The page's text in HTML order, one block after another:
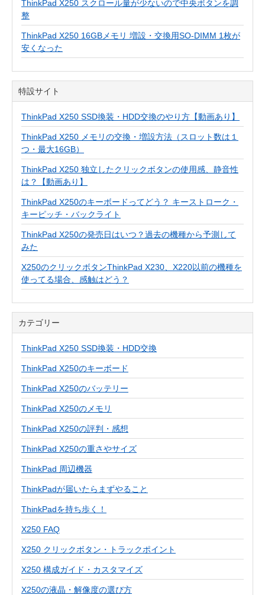
ThinkPad X250 スクロール量が少ないので中央ボタンを調
整
ThinkPad X250 16GBメモリ 増設・交換用SO-DIMM 1枚が
安くなった
特設サイト
ThinkPad X250 SSD換装・HDD交換のやり方【動画あり】
ThinkPad X250 メモリの交換・増設方法（スロット数は１
つ・最大16GB）
ThinkPad X250 独立したクリックボタンの使用感、静音性
は？【動画あり】
ThinkPad X250のキーボードってどう？ キーストローク・
キーピッチ・バックライト
ThinkPad X250の発売日はいつ？過去の機種から予測して
みた
X250のクリックボタンThinkPad X230、X220以前の機種を
使ってる場合、感触はどう？
カテゴリー
ThinkPad X250 SSD換装・HDD交換
ThinkPad X250のキーボード
ThinkPad X250のバッテリー
ThinkPad X250のメモリ
ThinkPad X250の評判・感想
ThinkPad X250の重さやサイズ
ThinkPad 周辺機器
ThinkPadが届いたらまずやること
ThinkPadを持ち歩く！
X250 FAQ
X250 クリックボタン・トラックポイント
X250 構成ガイド・カスタマイズ
X250の液晶・解像度の選び方